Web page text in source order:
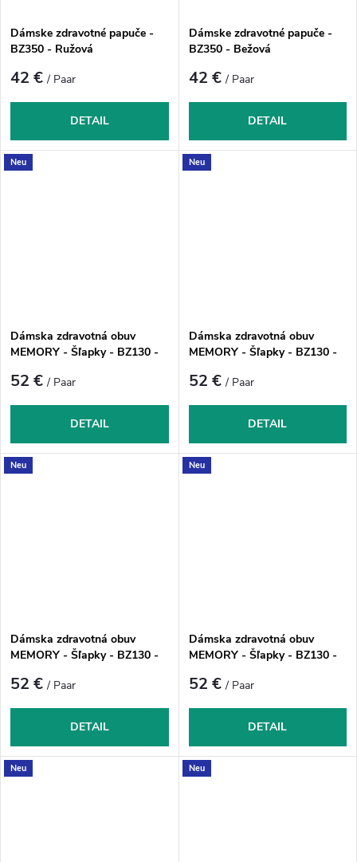
Dámske zdravotné papuče -
BZ350 - Ružová
42 €/ Paar
DETAIL
Dámske zdravotné papuče -
BZ350 - Bežová
42 €/ Paar
DETAIL
Neu
Dámska zdravotná obuv
MEMORY - Šľapky - BZ130 -
52 €/ Paar
DETAIL
Neu
Dámska zdravotná obuv
MEMORY - Šľapky - BZ130 -
52 €/ Paar
DETAIL
Neu
Dámska zdravotná obuv
MEMORY - Šľapky - BZ130 -
52 €/ Paar
DETAIL
Neu
Dámska zdravotná obuv
MEMORY - Šľapky - BZ130 -
52 €/ Paar
DETAIL
Neu Neu